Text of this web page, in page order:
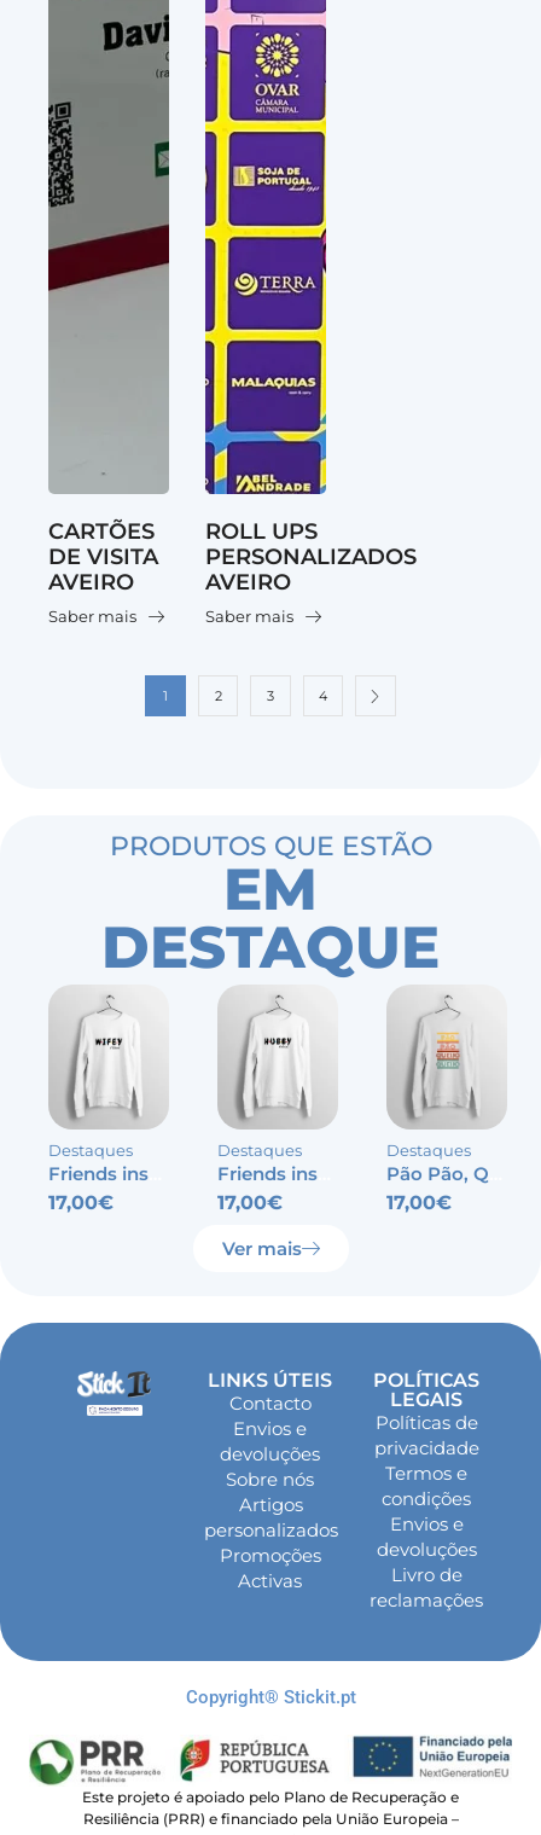
CARTÕES
DE VISITA
AVEIRO
Saber mais
ROLL UPS
PERSONALIZADOS
AVEIRO
Saber mais
1 2 3 4
PRODUTOS QUE ESTÃO
EM
DESTAQUE
Destaques
17,00€
Destaques
17,00€
Destaques
17,00€
Ver mais
LINKS ÚTEIS
Contacto
Envios e
devoluções
Sobre nós
Artigos
personalizados
Promoções
Activas
POLÍTICAS
LEGAIS
Políticas de
privacidade
Termos e
condições
Envios e
devoluções
Livro de
reclamações
Copyright® Stickit.pt
Este projeto é apoiado pelo Plano de Recuperação e
Resiliência (PRR) e financiado pela União Europeia –